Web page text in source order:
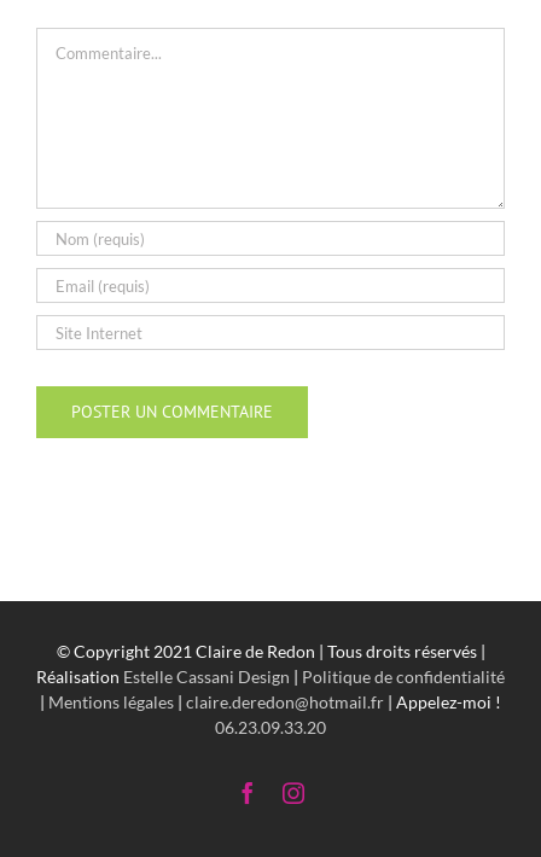
© Copyright 2021 Claire de Redon | Tous droits réservés |
Réalisation Estelle Cassani Design | Politique de confidentialité
| Mentions légales | claire.deredon@hotmail.fr | Appelez-moi !
06.23.09.33.20
FacebookInstagram